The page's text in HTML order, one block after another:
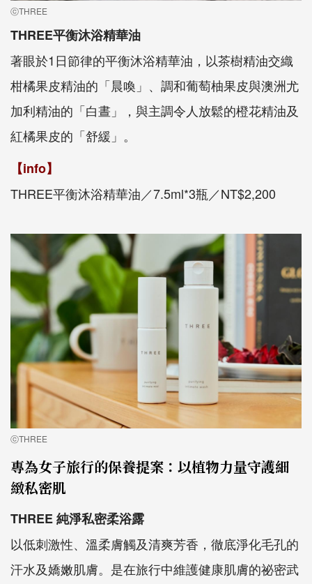
ⓒTHREE
THREE平衡沐浴精華油
著眼於1日節律的平衡沐浴精華油，以茶樹精油交織
柑橘果皮精油的「晨喚」、調和葡萄柚果皮與澳洲尤
加利精油的「白晝」，與主調令人放鬆的橙花精油及
紅橘果皮的「舒緩」。
【info】
THREE平衡沐浴精華油／7.5ml*3瓶／NT$2,200
ⓒTHREE
專為女子旅行的保養提案：以植物力量守護細
緻私密肌
THREE 純淨私密柔浴露
以低刺激性、溫柔膚觸及清爽芳香，徹底淨化毛孔的
汗水及嬌嫩肌膚。是在旅行中維護健康肌膚的祕密武